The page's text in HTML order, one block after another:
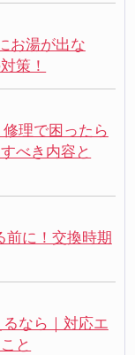
お湯が出な
策！
修理で困ったら
べき内容と
前に！交換時期
なら｜対応エ
と